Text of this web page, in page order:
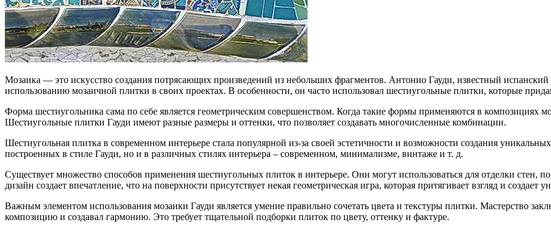
Мозаика — это искусство создания потрясающих произведений из небольших фрагментов. Антонио Гауди, известный
использованию мозаичной плитки в своих проектах. В особенности, он часто использовал шестиугольные плитки, которые
Форма шестиугольника сама по себе является геометрическим совершенством. Когда такие формы применяются в композициях
Шестиугольные плитки Гауди имеют разные размеры и оттенки, что позволяет создавать многочисленные комбинации.
Шестиугольная плитка в современном интерьере стала популярной из-за своей эстетичности и возможности создания
построенных в стиле Гауди, но и в различных стилях интерьера – современном, минимализме, винтаже и т. д.
Существует множество способов применения шестиугольных плиток в интерьере. Они могут использоваться для отделки стен,
дизайн создает впечатление, что на поверхности присутствует некая геометрическая игра, которая притягивает взгляд и
Важным элементом использования мозаики Гауди является умение правильно сочетать цвета и текстуры плитки. Мастерство
композицию и создавал гармонию. Это требует тщательной подборки плиток по цвету, оттенку и фактуре.